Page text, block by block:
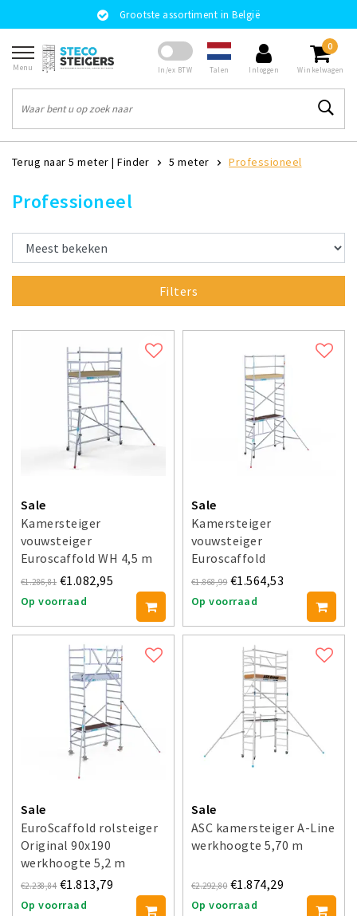
Grootste assortiment in België
Menu In/ex BTW Talen Inloggen
0
Winkelwagen
Terug naar 5 meter |Finder 5 meter Professioneel
Professioneel
Filters
Sale
Kamersteiger
vouwsteiger
Euroscaffold WH 4,5 m
met stabilisatoren
€1.286,81 €1.082,95
Op voorraad
Sale
Kamersteiger
vouwsteiger
Euroscaffold
werkhoogte 5,70 m
€1.868,99 €1.564,53
Op voorraad
Sale
EuroScaffold rolsteiger
Original 90x190
werkhoogte 5,2 m
€2.238,84 €1.813,79
Op voorraad
Sale
ASC kamersteiger A-Line
werkhoogte 5,70 m
€2.292,80 €1.874,29
Op voorraad